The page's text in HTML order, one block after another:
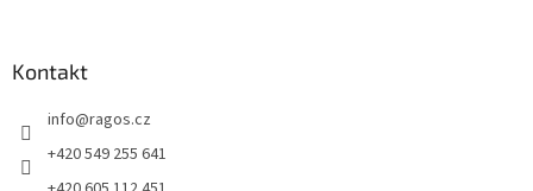
Kontakt
info@ragos.cz
+420 549 255 641